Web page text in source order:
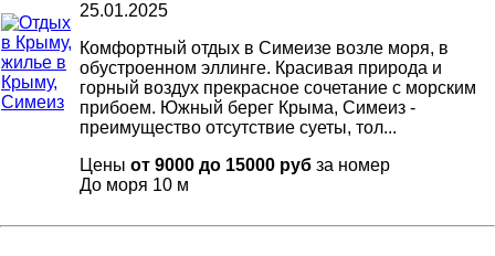
25.01.2025
Комфортный отдых в Симеизе возле моря, в
обустроенном эллинге. Красивая природа и
горный воздух прекрасное сочетание с морским
прибоем. Южный берег Крыма, Симеиз -
преимущество отсутствие суеты, тол...
Цены от 9000 до 15000 руб за номер
До моря 10 м